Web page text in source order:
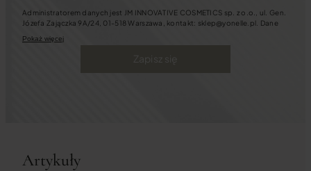
Administratorem danych jest JM INNOVATIVE COSMETICS sp. z o.o., ul. Gen.
Józefa Zajączka 9A/24, 01-518 Warszawa, kontakt: sklep@yonelle.pl. Dane
celach marketingowych. Jeśli wyrazisz zgody na kontakt marketingowy
telefonicznie. Możesz zawsze cofnąć zgody m.in. pisząc na ww. adres e-mail.
Masz także prawo: dostępu do swoich danych, ich sprostowania, usunięcia,
Pokaż więcej
Zapisz się
Artykuły